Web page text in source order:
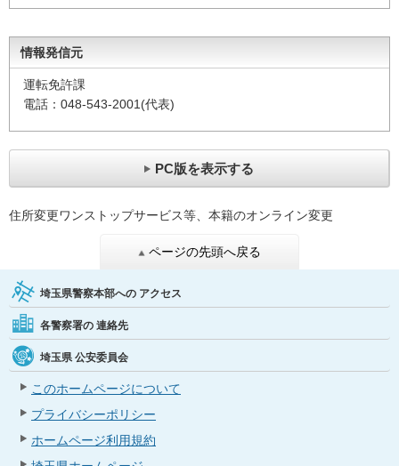
情報発信元
運転免許課
電話：048-543-2001(代表)
PC版を表示する
住所変更ワンストップサービス等、本籍のオンライン変更
ページの先頭へ戻る
埼玉県警察本部への アクセス
各警察署の 連絡先
埼玉県 公安委員会
このホームページについて
プライバシーポリシー
ホームページ利用規約